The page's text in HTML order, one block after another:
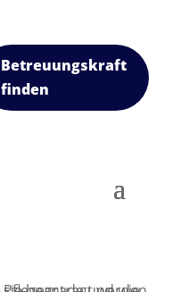
Betreuungskraft
finden